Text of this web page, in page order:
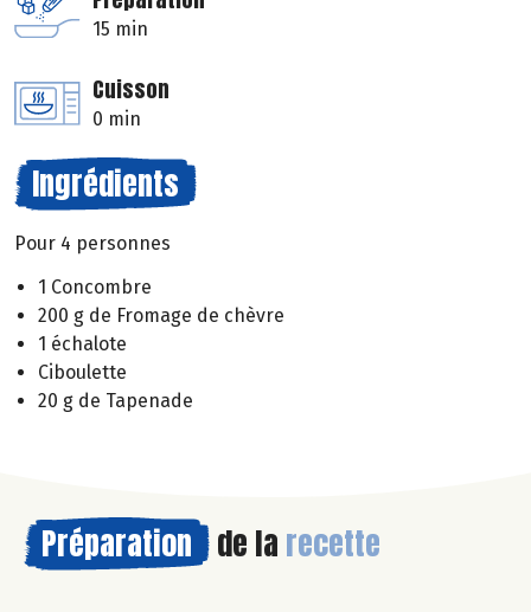
15 min
Cuisson
0 min
Ingrédients
Pour 4 personnes
1 Concombre
200 g de Fromage de chèvre
1 échalote
Ciboulette
20 g de Tapenade
Préparation de la recette